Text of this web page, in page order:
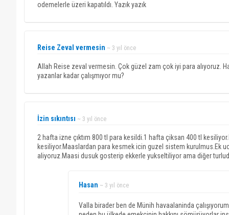
odemelerle üzeri kapatıldı. Yazık yazık
Reise Zeval vermesin ~ 3 yıl önce
Allah Reise zeval vermesin. Çok güzel zam çok iyi para alıyoruz.
yazanlar kadar çalışmıyor mu?
İzin sıkıntısı ~ 3 yıl önce
2 hafta izne çıktım 800 tl para kesildi.1 hafta çiksan 400 tl
kesiliyor.Maaslardan para kesmek icin guzel sistem kurulmus.Ek
aliyoruz.Maasi dusuk gosterip ekkerle yukseltiliyor ama diğer
Hasan ~ 3 yıl önce
Valla birader ben de Münih havaalaninda